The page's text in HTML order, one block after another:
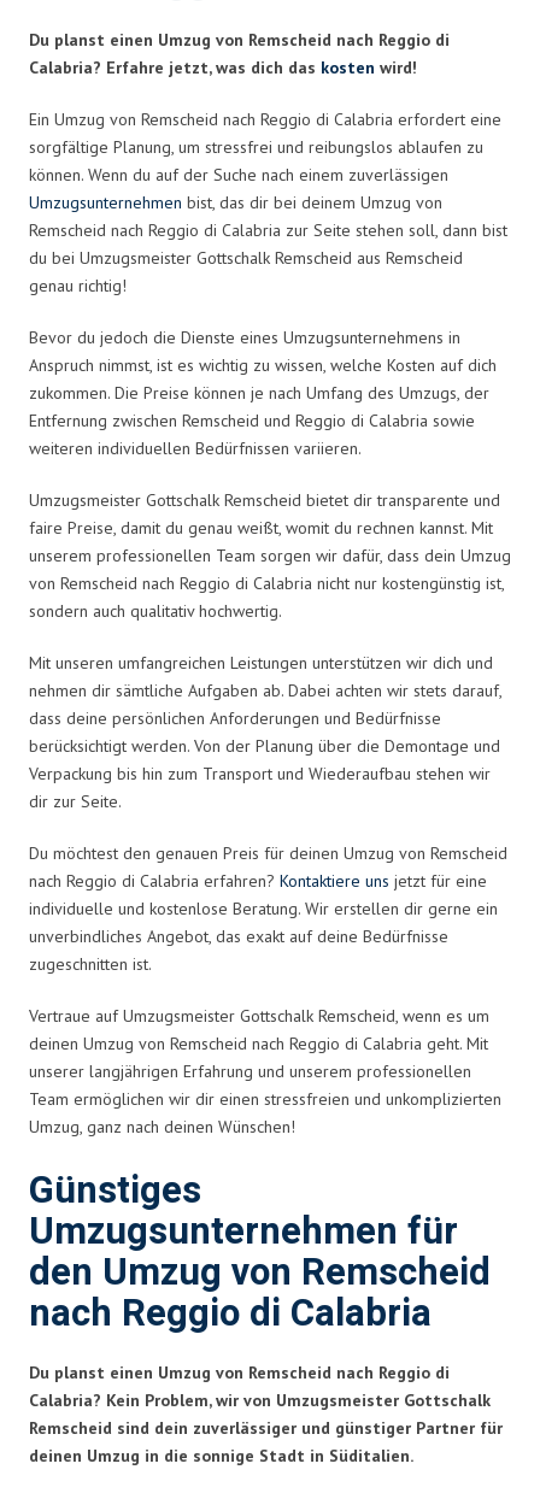
Du planst einen Umzug von Remscheid nach Reggio di
Calabria? Erfahre jetzt, was dich das kosten wird!
Ein Umzug von Remscheid nach Reggio di Calabria erfordert eine
sorgfältige Planung, um stressfrei und reibungslos ablaufen zu
können. Wenn du auf der Suche nach einem zuverlässigen
Umzugsunternehmen bist, das dir bei deinem Umzug von
Remscheid nach Reggio di Calabria zur Seite stehen soll, dann bist
du bei Umzugsmeister Gottschalk Remscheid aus Remscheid
genau richtig!
Bevor du jedoch die Dienste eines Umzugsunternehmens in
Anspruch nimmst, ist es wichtig zu wissen, welche Kosten auf dich
zukommen. Die Preise können je nach Umfang des Umzugs, der
Entfernung zwischen Remscheid und Reggio di Calabria sowie
weiteren individuellen Bedürfnissen variieren.
Umzugsmeister Gottschalk Remscheid bietet dir transparente und
faire Preise, damit du genau weißt, womit du rechnen kannst. Mit
unserem professionellen Team sorgen wir dafür, dass dein Umzug
von Remscheid nach Reggio di Calabria nicht nur kostengünstig ist,
sondern auch qualitativ hochwertig.
Mit unseren umfangreichen Leistungen unterstützen wir dich und
nehmen dir sämtliche Aufgaben ab. Dabei achten wir stets darauf,
dass deine persönlichen Anforderungen und Bedürfnisse
berücksichtigt werden. Von der Planung über die Demontage und
Verpackung bis hin zum Transport und Wiederaufbau stehen wir
dir zur Seite.
Du möchtest den genauen Preis für deinen Umzug von Remscheid
nach Reggio di Calabria erfahren? Kontaktiere uns jetzt für eine
individuelle und kostenlose Beratung. Wir erstellen dir gerne ein
unverbindliches Angebot, das exakt auf deine Bedürfnisse
zugeschnitten ist.
Vertraue auf Umzugsmeister Gottschalk Remscheid, wenn es um
deinen Umzug von Remscheid nach Reggio di Calabria geht. Mit
unserer langjährigen Erfahrung und unserem professionellen
Team ermöglichen wir dir einen stressfreien und unkomplizierten
Umzug, ganz nach deinen Wünschen!
Günstiges
Umzugsunternehmen für
den Umzug von Remscheid
nach Reggio di Calabria
Du planst einen Umzug von Remscheid nach Reggio di
Calabria? Kein Problem, wir von Umzugsmeister Gottschalk
Remscheid sind dein zuverlässiger und günstiger Partner für
deinen Umzug in die sonnige Stadt in Süditalien.